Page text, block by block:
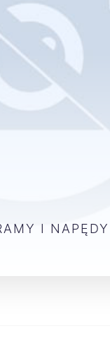
I NAPĘDY